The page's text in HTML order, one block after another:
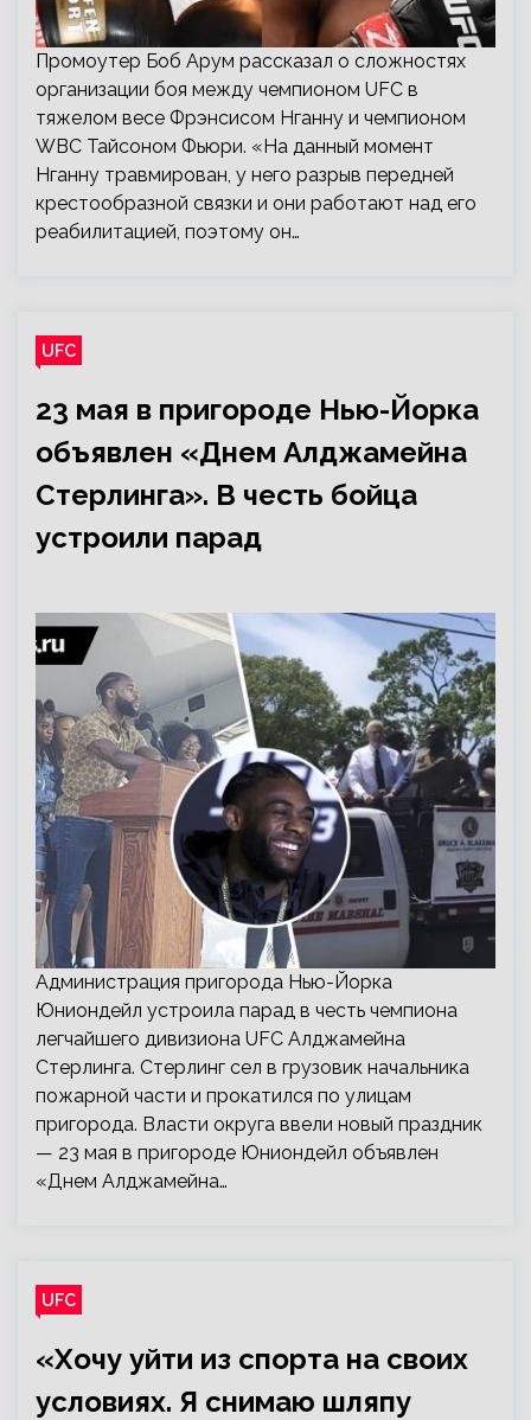
Промоутер Боб Арум рассказал о сложностях
организации боя между чемпионом UFC в
тяжелом весе Фрэнсисом Нганну и чемпионом
WBC Тайсоном Фьюри. «На данный момент
Нганну травмирован, у него разрыв передней
крестообразной связки и они работают над его
реабилитацией, поэтому он…
UFC
23 мая в пригороде Нью-Йорка
объявлен «Днем Алджамейна
Стерлинга». В честь бойца
устроили парад
Администрация пригорода Нью-Йорка
Юниондейл устроила парад в честь чемпиона
легчайшего дивизиона UFC Алджамейна
Стерлинга. Стерлинг сел в грузовик начальника
пожарной части и прокатился по улицам
пригорода. Власти округа ввели новый праздник
— 23 мая в пригороде Юниондейл объявлен
«Днем Алджамейна…
UFC
«Хочу уйти из спорта на своих
условиях. Я снимаю шляпу